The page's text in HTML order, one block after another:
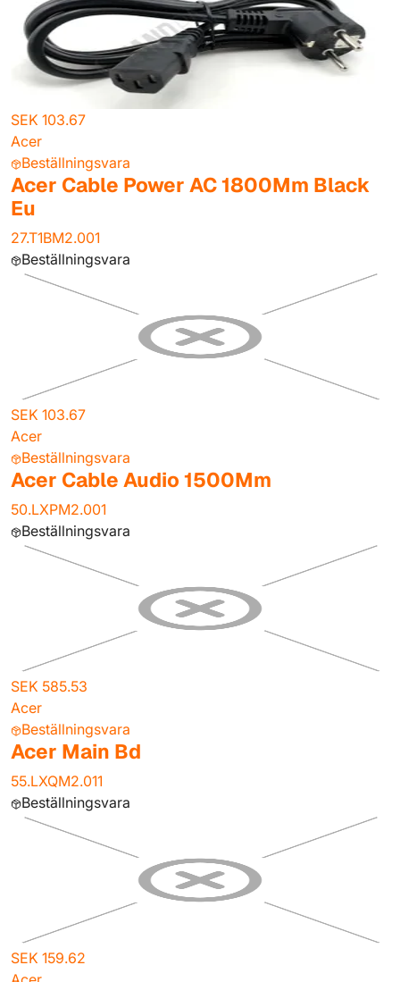
SEK 103.67
Acer
Beställningsvara
Acer Cable Power AC 1800Mm Black
Eu
27.T1BM2.001
Beställningsvara
SEK 103.67
Acer
Beställningsvara
Acer Cable Audio 1500Mm
50.LXPM2.001
Beställningsvara
SEK 585.53
Acer
Beställningsvara
Acer Main Bd
55.LXQM2.011
Beställningsvara
SEK 159.62